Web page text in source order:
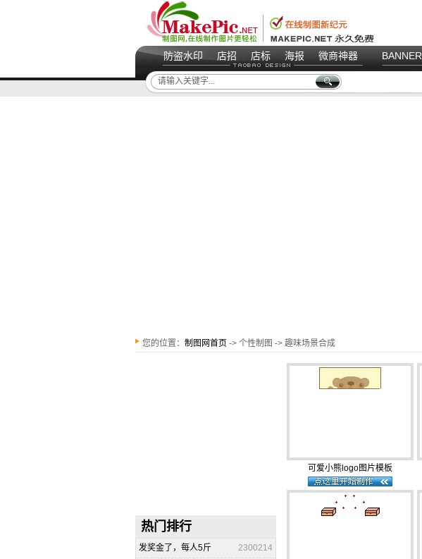
防盗水印 店招 店标 海报 微商神器 BANNER
您的位置： 制图网首页 -> 个性制图 -> 趣味场景合成
热门排行
2300214
发奖金了，每人5斤
可爱小熊logo图片模板